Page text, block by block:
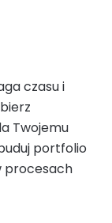
czasu i
Twojemu
portfolio
procesach